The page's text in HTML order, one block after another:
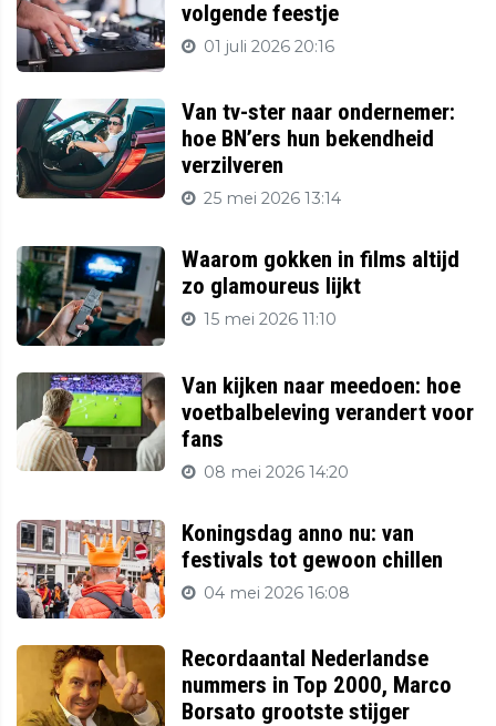
volgende feestje
01 juli 2026 20:16
Van tv-ster naar ondernemer:
hoe BN’ers hun bekendheid
verzilveren
25 mei 2026 13:14
Waarom gokken in films altijd
zo glamoureus lijkt
15 mei 2026 11:10
Van kijken naar meedoen: hoe
voetbalbeleving verandert voor
fans
08 mei 2026 14:20
Koningsdag anno nu: van
festivals tot gewoon chillen
04 mei 2026 16:08
Recordaantal Nederlandse
nummers in Top 2000, Marco
Borsato grootste stijger